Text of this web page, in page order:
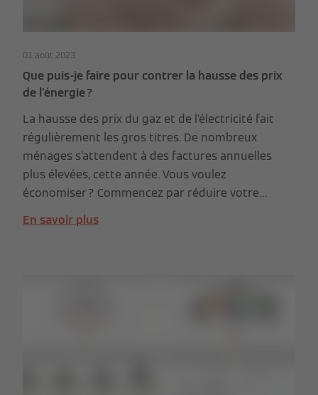
01 août 2023
Que puis-je faire pour contrer la hausse des prix
de l’énergie ?
La hausse des prix du gaz et de l’électricité fait
régulièrement les gros titres. De nombreux
ménages s’attendent à des factures annuelles
plus élevées, cette année. Vous voulez
économiser ? Commencez par réduire votre
consommation d’énergie. Cet article vous
présente quelques mesures visant à diminuer
En savoir plus